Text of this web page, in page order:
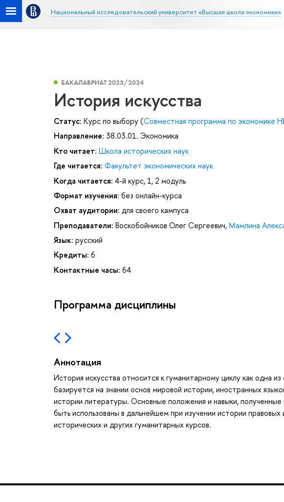
Национальный исследовательский университет «Высшая школа экономики»
БАКАЛАВРИАТ 2023/2024
История искусства
Статус: Курс по выбору (Совместная программа по
Направление: 38.03.01. Экономика
Кто читает: Школа исторических наук
Где читается: Факультет экономических наук
Когда читается: 4-й курс, 1, 2 модуль
Формат изучения: без онлайн-курса
Охват аудитории: для своего кампуса
Преподаватели: Воскобойников Олег Сергеевич, Мамлина
Язык: русский
Кредиты: 6
Контактные часы: 64
Программа дисциплины
Аннотация
История искусства относится к гуманитарному циклу как одна
базируется на знании основ мировой истории, иностранных
истории литературы. Основные положения и навыки, полученные
быть использованы в дальнейшем при изучении истории
исторических и других гуманитарных курсов.